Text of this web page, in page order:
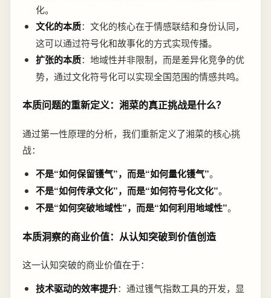
化。
文化的本质：文化的核心在于情感联结和身份认同，
这可以通过符号化和故事化的方式实现传播。
扩张的本质：地域性并非限制，而是差异化竞争的优
势，通过文化符号化可以实现全国范围的情感共鸣。
本质问题的重新定义：湘菜的真正挑战是什么？
通过第一性原理的分析，我们重新定义了湘菜的核心挑
战：
不是“如何保留镬气”，而是“如何量化镬气”。
不是“如何传承文化”，而是“如何符号化文化”。
不是“如何突破地域性”，而是“如何利用地域性”。
本质洞察的商业价值：从认知突破到价值创造
这一认知突破的商业价值在于：
技术驱动的效率提升：通过镬气指数工具的开发，显